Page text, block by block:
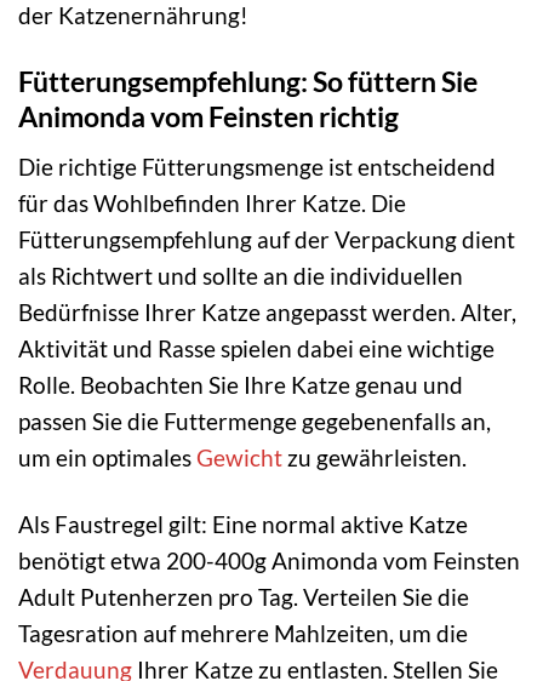
der Katzenernährung!
Fütterungsempfehlung: So füttern Sie
Animonda vom Feinsten richtig
Die richtige Fütterungsmenge ist entscheidend
für das Wohlbefinden Ihrer Katze. Die
Fütterungsempfehlung auf der Verpackung dient
als Richtwert und sollte an die individuellen
Bedürfnisse Ihrer Katze angepasst werden. Alter,
Aktivität und Rasse spielen dabei eine wichtige
Rolle. Beobachten Sie Ihre Katze genau und
passen Sie die Futtermenge gegebenenfalls an,
um ein optimales Gewicht zu gewährleisten.
Als Faustregel gilt: Eine normal aktive Katze
benötigt etwa 200-400g Animonda vom Feinsten
Adult Putenherzen pro Tag. Verteilen Sie die
Tagesration auf mehrere Mahlzeiten, um die
Verdauung Ihrer Katze zu entlasten. Stellen Sie